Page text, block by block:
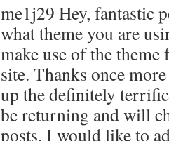
me1j29 Hey, fantastic
what theme you are
make use of the
site. Thanks once
up the definitely
be returning and will
posts. I would like to